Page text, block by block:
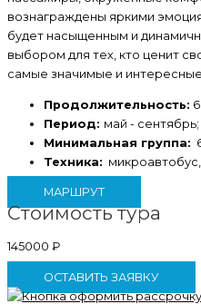
вознаграждены яркими
будет насыщенным и
выбором для тех, кто ценит
самые значимые и
Продолжительность:
Период: май - сентябрь;
Минимальная группа:
Техника:
МАРШРУТ
Стоимость тура
145000 ₽
ОСТАВИТЬ ЗАЯВКУ